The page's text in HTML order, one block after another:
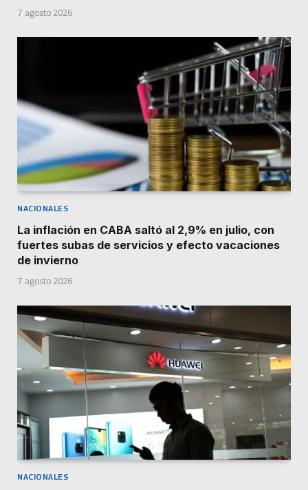
7 agosto 2026
NACIONALES
La inflación en CABA saltó al 2,9% en julio, con
fuertes subas de servicios y efecto vacaciones
de invierno
7 agosto 2026
NACIONALES